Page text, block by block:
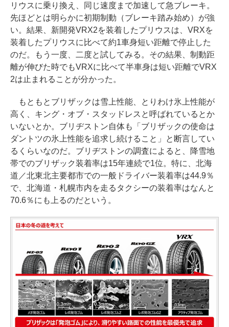
リウスに乗り換え、同じ速度まで加速して急ブレーキ。
先ほどとは明らかに初期制動（ブレーキ踏み始め）が強
い。結果、新開発VRX2を装着したプリウスは、VRXを
装着したプリウスに比べて約1車身短い距離で停止した
のだ。もう一度、二度と試してみる。その結果、制動距
離が伸びた時でもVRXに比べて半車身は短い距離でVRX
2は止まれることが分かった。
もともとブリザックは雪上性能、とりわけ氷上性能が
高く、キング・オブ・スタッドレスと呼ばれているとか
いないとか。ブリヂストン自体も「ブリザックの使命は
ダントツの氷上性能を追求し続けること」と断言してい
るくらいなのだ。ブリヂストンの調査によると、降雪地
帯でのブリザック装着率は15年連続で1位。特に、北海
道／北東北主要都市での一般ドライバー装着率は44.9％
で、北海道・札幌市内を走るタクシーの装着率はなんと
70.6％にも上るのだという。